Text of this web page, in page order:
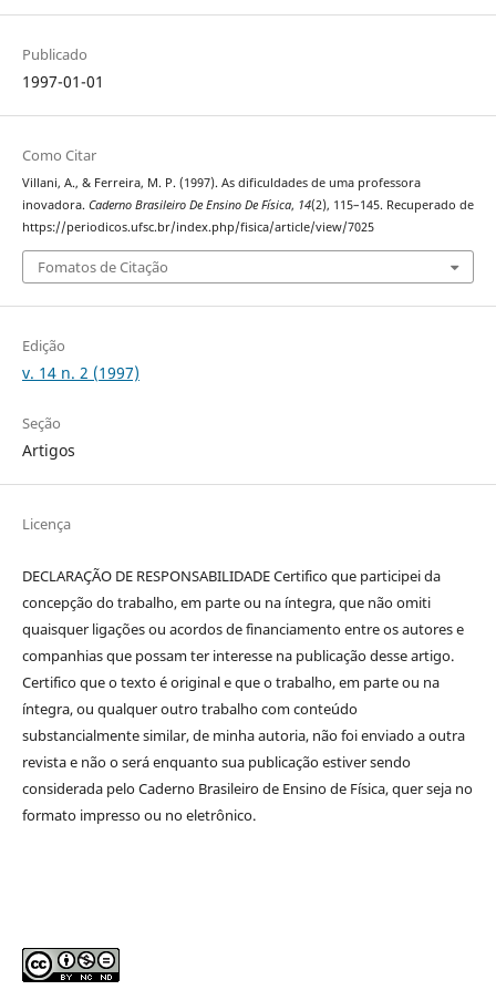
Publicado
1997-01-01
Como Citar
Villani, A., & Ferreira, M. P. (1997). As dificuldades de uma professora
inovadora. Caderno Brasileiro De Ensino De Física, 14(2), 115–145. Recuperado de
https://periodicos.ufsc.br/index.php/fisica/article/view/7025
Fomatos de Citação
Edição
v. 14 n. 2 (1997)
Seção
Artigos
Licença
DECLARAÇÃO DE RESPONSABILIDADE Certifico que participei da
concepção do trabalho, em parte ou na íntegra, que não omiti
quaisquer ligações ou acordos de financiamento entre os autores e
companhias que possam ter interesse na publicação desse artigo.
Certifico que o texto é original e que o trabalho, em parte ou na
íntegra, ou qualquer outro trabalho com conteúdo
substancialmente similar, de minha autoria, não foi enviado a outra
revista e não o será enquanto sua publicação estiver sendo
considerada pelo Caderno Brasileiro de Ensino de Física, quer seja no
formato impresso ou no eletrônico.